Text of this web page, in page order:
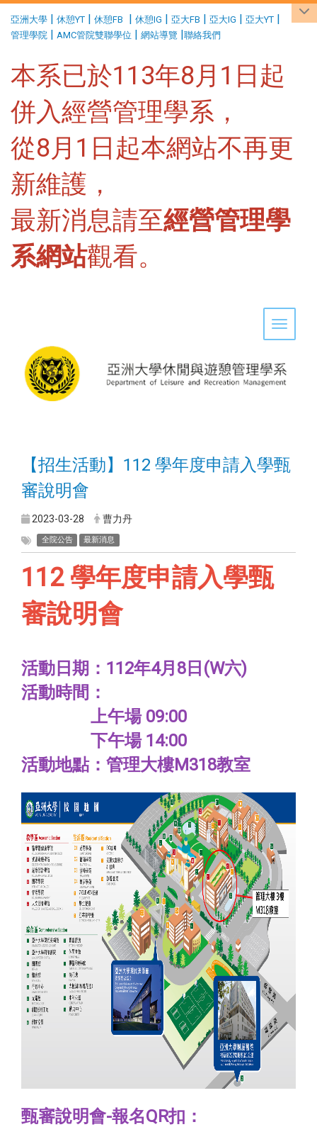
亞洲大學 | 休憩YT | 休憩FB | 休憩IG | 亞大FB | 亞大IG | 亞大YT |
管理學院 | AMC管院雙聯學位 | 網站導覽 |聯絡我們
本系已於113年8月1日起
併入經營管理學系，
從8月1日起本網站不再更
新維護，
最新消息請至經營管理學
系網站觀看。
Toggle
【招生活動】112 學年度申請入學甄
審說明會
2023-03-28 曹力丹
全院公告 最新消息
112 學年度申請入學甄
審說明會
活動日期：112年4月8日(W六)
活動時間：
上午場 09:00
下午場 14:00
活動地點：管理大樓M318教室
甄審說明會-報名QR扣：